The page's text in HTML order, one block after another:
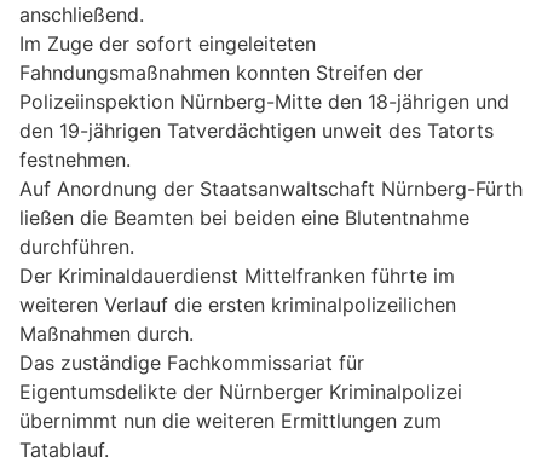
anschließend.
Im Zuge der sofort eingeleiteten
Fahndungsmaßnahmen konnten Streifen der
Polizeiinspektion Nürnberg-Mitte den 18-jährigen und
den 19-jährigen Tatverdächtigen unweit des Tatorts
festnehmen.
Auf Anordnung der Staatsanwaltschaft Nürnberg-Fürth
ließen die Beamten bei beiden eine Blutentnahme
durchführen.
Der Kriminaldauerdienst Mittelfranken führte im
weiteren Verlauf die ersten kriminalpolizeilichen
Maßnahmen durch.
Das zuständige Fachkommissariat für
Eigentumsdelikte der Nürnberger Kriminalpolizei
übernimmt nun die weiteren Ermittlungen zum
Tatablauf.